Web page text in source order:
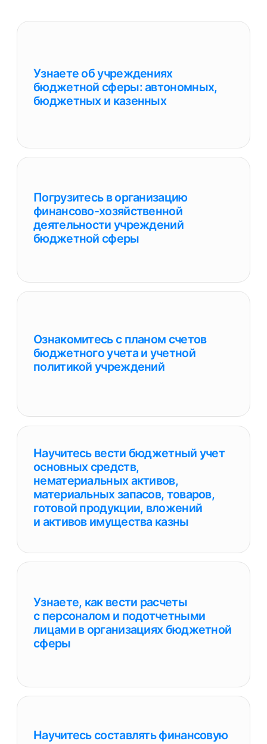
бюджетной сферы
Узнаете о правилах
взаимодействия главного
бухгалтера с органами
государственного финансового
контроля
учреждений
Узнаете, как вести расчеты
основных средств,
нематериальных активов,
материальных запасов, товаров,
готовой продукции, вложений
и активов имущества казны
Ознакомитесь с планом счетов
деятельности учреждений